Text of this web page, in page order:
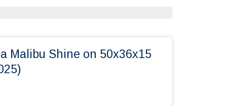
Malibu Shine on 50х36х15